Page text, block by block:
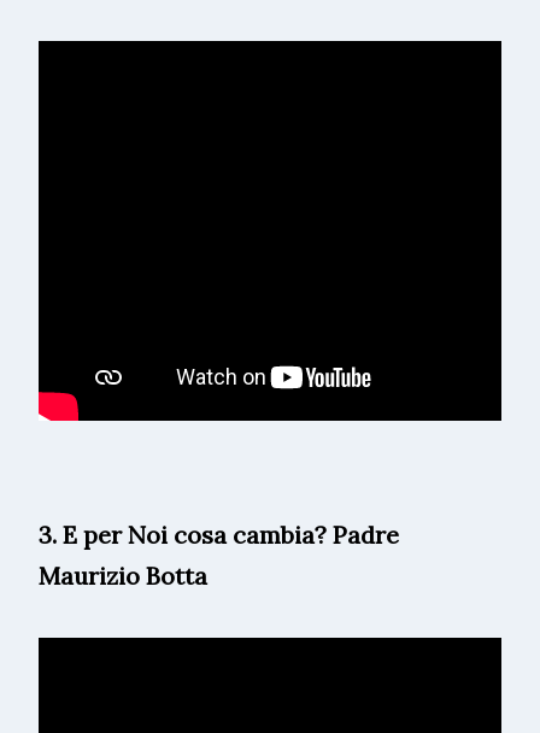
3. E per Noi cosa cambia? Padre
Maurizio Botta